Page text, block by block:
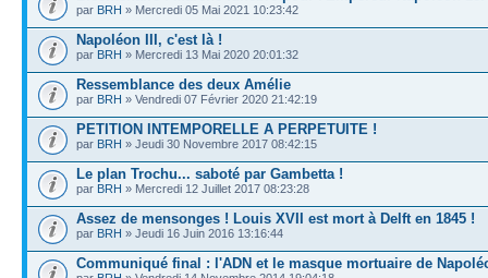
par BRH » Mercredi 05 Mai 2021 10:23:42
Napoléon III, c'est là !
par BRH » Mercredi 13 Mai 2020 20:01:32
Ressemblance des deux Amélie
par BRH » Vendredi 07 Février 2020 21:42:19
PETITION INTEMPORELLE A PERPETUITE !
par BRH » Jeudi 30 Novembre 2017 08:42:15
Le plan Trochu... saboté par Gambetta !
par BRH » Mercredi 12 Juillet 2017 08:23:28
Assez de mensonges ! Louis XVII est mort à Delft en 1845 !
par BRH » Jeudi 16 Juin 2016 13:16:44
Communiqué final : l'ADN et le masque mortuaire de